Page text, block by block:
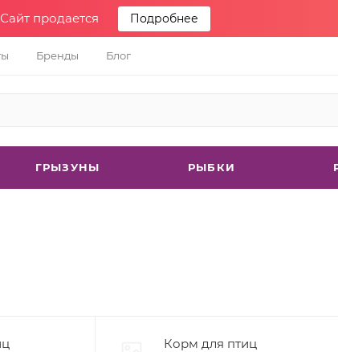
продается Подробнее
Бренды Блог
ГРЫЗУНЫ РЫБКИ
Корм для птиц